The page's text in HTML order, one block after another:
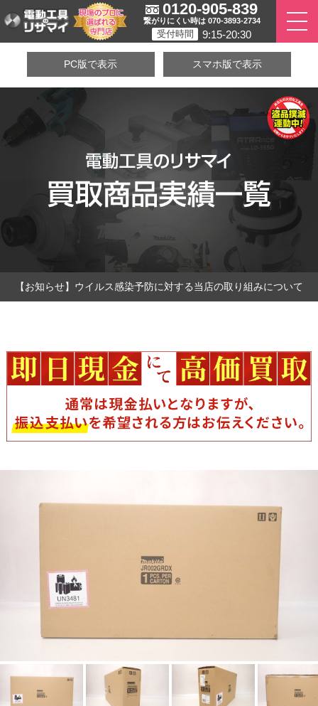
0120-905-839
繋がりにくい時は 070-3893-2734
受付時間 9:15-20:30
PC版で表示 スマホ版で表示
【お知らせ】ウイルス感染予防に対する当店の取り組みについて